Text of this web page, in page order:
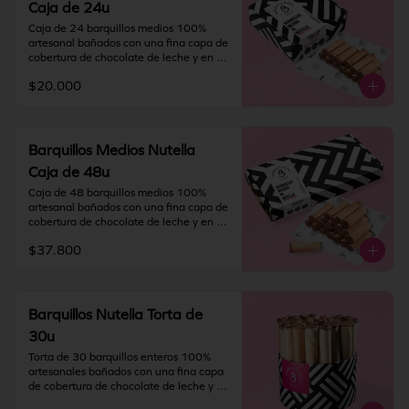
fresco y seco (20º) y 65% humedad.
IMPORTANTE: Nuestros barquillos
tienen una duración de 60 días desde la
tienes una solicitud especial deja toda la
Caja de 24u
Caja de 24 barquillos medios 100%
artesanal bañados con una fina capa de
cobertura de chocolate de leche y en su
Recomendación: Mantener en un lugar
fresco y seco (20º) y 65% humedad.
IMPORTANTE: Nuestros barquillos
tienen una duración de 60 días desde la
fecha de elaboración. Si vas a viajar o
información en "Indicaciones
$20.000
Barquillos Medios Nutella
Caja de 48u
Caja de 48 barquillos medios 100%
artesanal bañados con una fina capa de
cobertura de chocolate de leche y en su
Recomendación: Mantener en un lugar
fresco y seco (20º) y 65% humedad.
IMPORTANTE: Nuestros barquillos
tienen una duración de 60 días desde la
fecha de elaboración. Si vas a viajar o
$37.800
Barquillos Nutella Torta de
30u
Torta de 30 barquillos enteros 100%
artesanales bañados con una fina capa
de cobertura de chocolate de leche y en